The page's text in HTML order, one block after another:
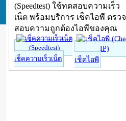
(Speedtest) ใช้ทดสอบความเร็ว
เน็ต พร้อมบริการ เช็คไอพี ตรวจ
สอบความถูกต้องไอพีของคุณ
เช็คความเร็วเน็ต เช็คไอพี